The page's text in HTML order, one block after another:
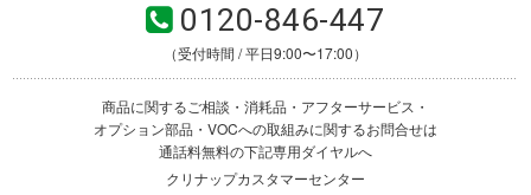
0120-846-447
（受付時間 / 平日9:00〜17:00）
商品に関するご相談・消耗品・アフターサービス・
オプション部品・VOCへの取組みに関するお問合せは
通話料無料の下記専用ダイヤルへ
クリナップカスタマーセンター